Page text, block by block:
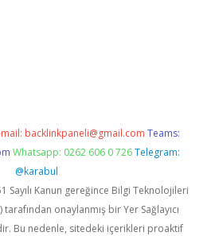
mail: backlinkpaneli@gmail.com Teams:
Whatsapp: 0262 606 0 726 Telegram:
@karabul
Sayılı Kanun gereğince Bilgi Teknolojileri
onaylanmış bir Yer Sağlayıcı
Bu nedenle, sitedeki içerikleri proaktif